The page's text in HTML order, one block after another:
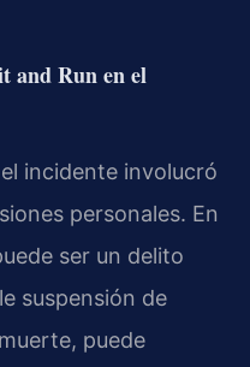
and Run en el
incidente involucró
personales. En
ser un delito
suspensión de
puede